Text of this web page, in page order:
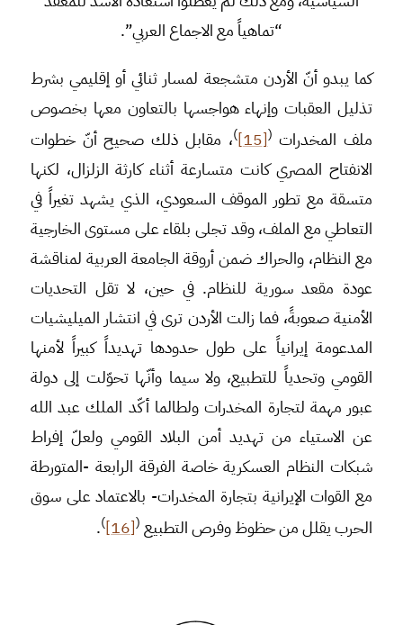
“تماهياً مع الاجماع العربي”.
كما يبدو أنّ الأردن متشجعة لمسار ثنائي أو إقليمي بشرط
تذليل العقبات وإنهاء هواجسها بالتعاون معها بخصوص
ملف المخدرات (
[15]
)، مقابل ذلك صحيح أنّ خطوات
الانفتاح المصري كانت متسارعة أثناء كارثة الزلزال، لكنها
متسقة مع تطور الموقف السعودي، الذي يشهد تغيراً في
التعاطي مع الملف، وقد تجلى بلقاء على مستوى الخارجية
مع النظام، والحراك ضمن أروقة الجامعة العربية لمناقشة
عودة مقعد سورية للنظام. في حين، لا تقل التحديات
الأمنية صعوبةً، فما زالت الأردن ترى في انتشار الميليشيات
المدعومة إيرانياً على طول حدودها تهديداً كبيراً لأمنها
القومي وتحدياً للتطبيع، ولا سيما وأنّها تحوّلت إلى دولة
عبور مهمة لتجارة المخدرات ولطالما أكّد الملك عبد الله
عن الاستياء من تهديد أمن البلاد القومي ولعلّ إفراط
شبكات النظام العسكرية خاصة الفرقة الرابعة -المتورطة
مع القوات الإيرانية بتجارة المخدرات- بالاعتماد على سوق
الحرب يقلل من حظوظ وفرص التطبيع (
[16]
)
.